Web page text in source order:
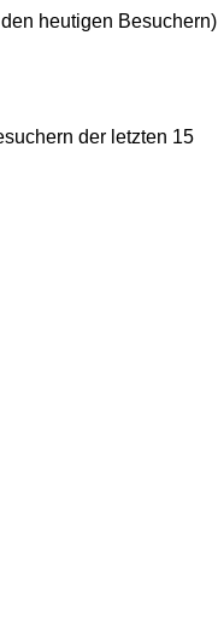
heutigen Besuchern)
der letzten 15